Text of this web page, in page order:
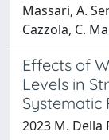
Massari, A.
Cazzola, C.
Effects of
Levels in
Systematic
2023 M. Della